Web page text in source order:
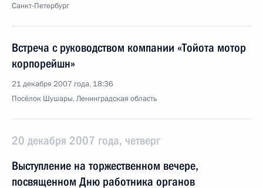
Санкт-Петербург
Встреча с руководством компании «Тойота мотор
корпорейшн»
21 декабря 2007 года, 18:36
Посёлок Шушары, Ленинградская область
20 декабря 2007 года, четверг
Выступление на торжественном вечере,
посвященном Дню работника органов